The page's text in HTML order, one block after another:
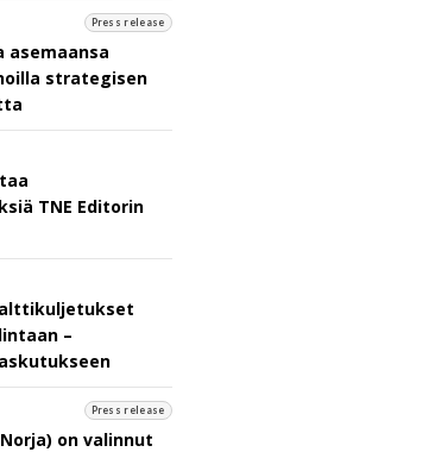
Press release
asemaansa
strategisen
TNE Editorin
–
Press release
on valinnut